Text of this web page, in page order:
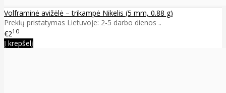
Volframinė avižėlė – trikampė Nikelis (5 mm, 0.88 g)
Prekių pristatymas Lietuvoje: 2-5 darbo dienos ..
€210
Į krepšelį